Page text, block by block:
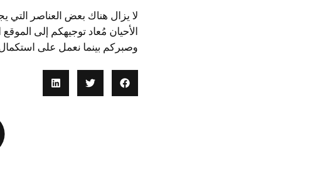
لا يزال هناك بعض العناصر التي
الأحيان مُعاد توجيهكم إلى
وصبركم بينما نعمل على